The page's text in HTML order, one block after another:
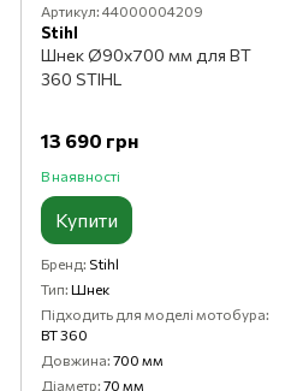
Артикул: 44000004209
Stihl
Шнек Ø90x700 мм для BT
360 STIHL
13 690 грн
В наявності
Купити
Бренд Stihl
Тип Шнек
Підходить для моделі мотобура
BT 360
Довжина 700 мм
Діаметр 70 мм